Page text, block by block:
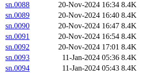
sn.0088
20-Nov-2024 16:34 8.4K
sn.0089
20-Nov-2024 16:40 8.4K
sn.0090
20-Nov-2024 16:47 8.4K
sn.0091
20-Nov-2024 16:54 8.4K
sn.0092
20-Nov-2024 17:01 8.4K
sn.0093
11-Jan-2024 05:36 8.4K
sn.0094
11-Jan-2024 05:43 8.4K